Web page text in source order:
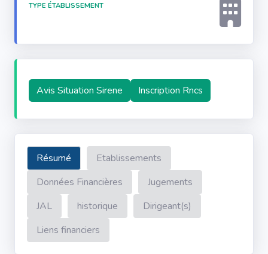
TYPE ÉTABLISSEMENT
Avis Situation Sirene Inscription Rncs
Résumé
Etablissements
Données Financières
Jugements
JAL
historique
Dirigeant(s)
Liens financiers